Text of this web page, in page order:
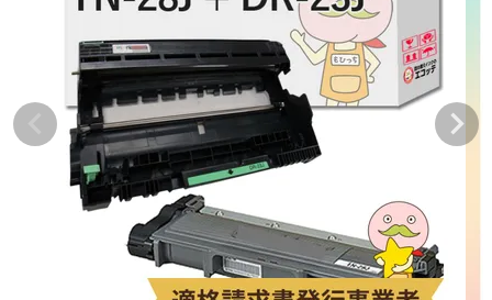
ブラザーインク
詰め替えインク
互換インクボトル
互換インクカートリッジ
再生インクカートリッジ